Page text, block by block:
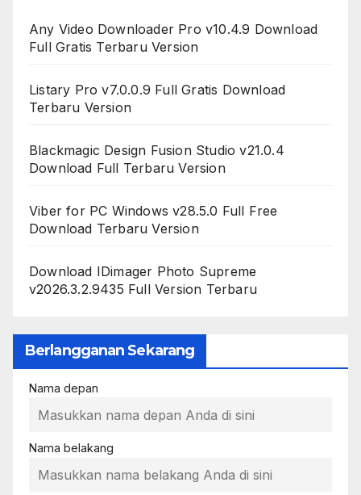
Any Video Downloader Pro v10.4.9 Download
Full Gratis Terbaru Version
Listary Pro v7.0.0.9 Full Gratis Download
Terbaru Version
Blackmagic Design Fusion Studio v21.0.4
Download Full Terbaru Version
Viber for PC Windows v28.5.0 Full Free
Download Terbaru Version
Download IDimager Photo Supreme
v2026.3.2.9435 Full Version Terbaru
Berlangganan Sekarang
Nama depan
Nama belakang